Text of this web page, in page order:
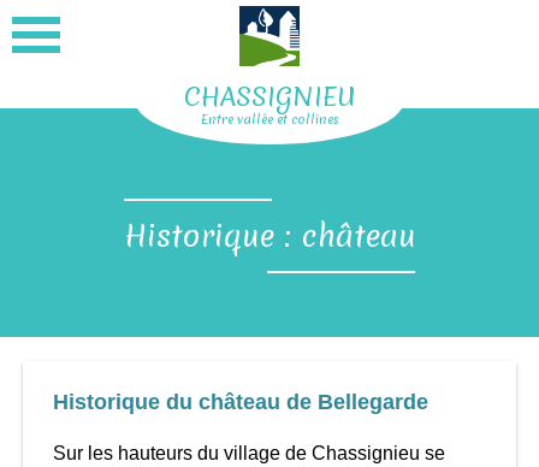
CHASSIGNIEU
Entre vallée et collines
Historique : château
Historique du château de Bellegarde
Sur les hauteurs du village de Chassignieu se